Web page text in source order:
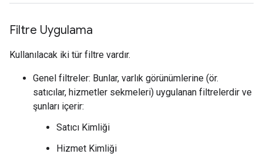
Filtre Uygulama
Kullanılacak iki tür filtre vardır.
Genel filtreler: Bunlar, varlık görünümlerine (ör.
satıcılar, hizmetler sekmeleri) uygulanan filtrelerdir ve
şunları içerir:
Satıcı Kimliği
Hizmet Kimliği